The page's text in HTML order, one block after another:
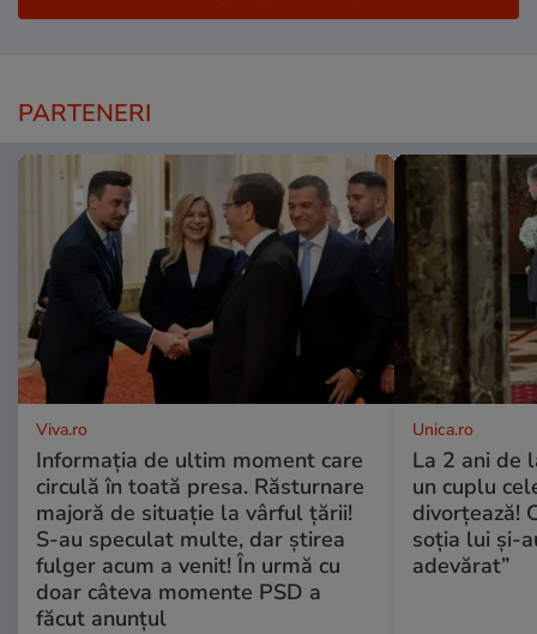
PARTENERI
Viva.ro
Informația de ultim moment care
circulă în toată presa. Răsturnare
majoră de situație la vârful țării!
S-au speculat multe, dar știrea
fulger acum a venit! În urmă cu
doar câteva momente PSD a
făcut anunțul
Unica.ro
La 2 ani de
un cuplu
divorțează!
soția lui și-
adevărat”